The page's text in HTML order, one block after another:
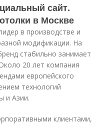
сайт.
в Москве
в производстве и
модификации. На
стабильно занимает
20 лет компания
европейского
технологий
и Азии.
клиентами,